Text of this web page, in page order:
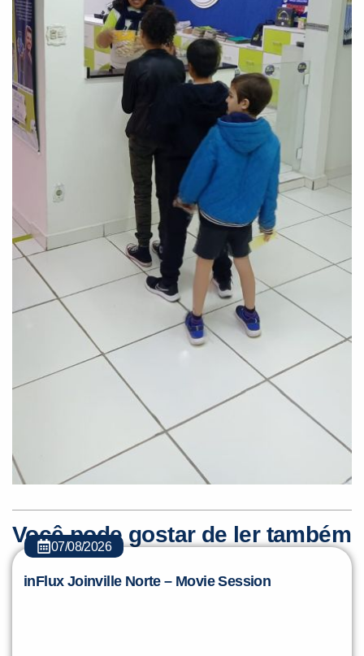
Você pode gostar de ler também
07/08/2026
inFlux Joinville Norte – Movie Session